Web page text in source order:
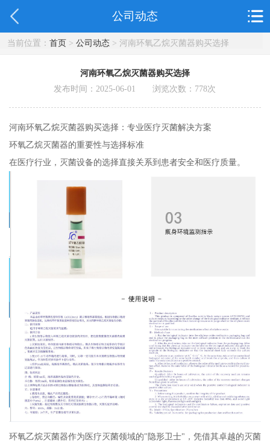
公司动态
当前位置： 首页> 公司动态> 河南环氧乙烷灭菌器购买选择
河南环氧乙烷灭菌器购买选择
发布时间：2025-06-01 浏览次数： 778次
河南环氧乙烷灭菌器购买选择：专业医疗灭菌解决方案
环氧乙烷灭菌器的重要性与选择标准
在医疗行业，灭菌设备的选择直接关系到患者安全和医疗质量。
环氧乙烷灭菌器作为医疗灭菌领域的"隐形卫士"，凭借其卓越的灭菌